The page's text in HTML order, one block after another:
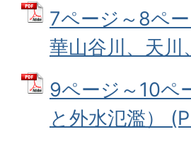
7ページ～8ペ
華山谷川、天
9ページ～10ペ
と外水氾濫）